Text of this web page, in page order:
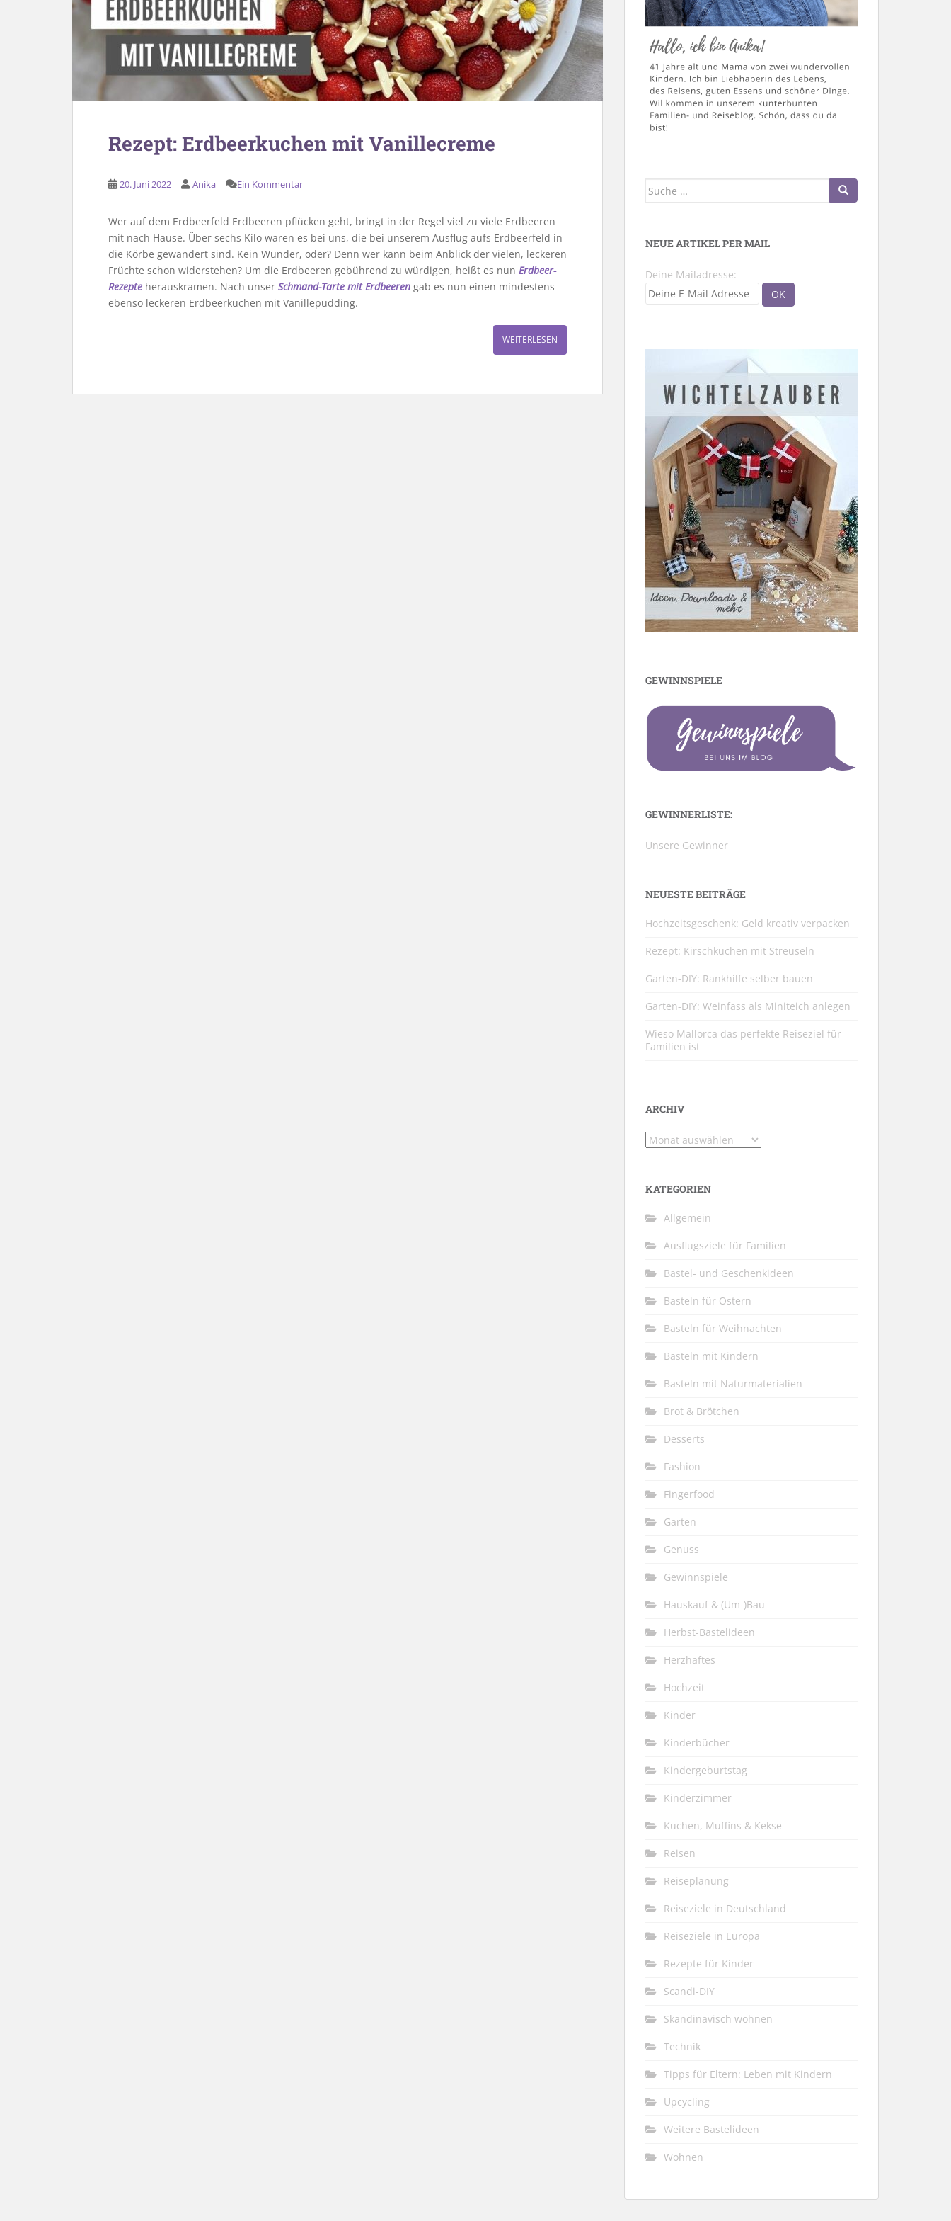
Rezept: Erdbeerkuchen mit Vanillecreme
20. Juni 2022 Anika Ein Kommentar
Wer auf dem Erdbeerfeld Erdbeeren pflücken geht, bringt in der Regel viel zu viele Erdbeeren
mit nach Hause. Über sechs Kilo waren es bei uns, die bei unserem Ausflug aufs Erdbeerfeld in
die Körbe gewandert sind. Kein Wunder, oder? Denn wer kann beim Anblick der vielen, leckeren
Früchte schon widerstehen? Um die Erdbeeren gebührend zu würdigen, heißt es nun Erdbeer-
Rezepte herauskramen. Nach unser Schmand-Tarte mit Erdbeeren gab es nun einen mindestens
ebenso leckeren Erdbeerkuchen mit Vanillepudding.
WEITERLESEN
Suche
NEUE ARTIKEL PER MAIL
Deine Mailadresse:
GEWINNSPIELE
GEWINNERLISTE:
Unsere Gewinner
NEUESTE BEITRÄGE
Hochzeitsgeschenk: Geld kreativ verpacken
Rezept: Kirschkuchen mit Streuseln
Garten-DIY: Rankhilfe selber bauen
Garten-DIY: Weinfass als Miniteich anlegen
Wieso Mallorca das perfekte Reiseziel für
Familien ist
ARCHIV
Archiv
KATEGORIEN
Allgemein
Ausflugsziele für Familien
Bastel- und Geschenkideen
Basteln für Ostern
Basteln für Weihnachten
Basteln mit Kindern
Basteln mit Naturmaterialien
Brot & Brötchen
Desserts
Fashion
Fingerfood
Garten
Genuss
Gewinnspiele
Hauskauf & (Um-)Bau
Herbst-Bastelideen
Herzhaftes
Hochzeit
Kinder
Kinderbücher
Kindergeburtstag
Kinderzimmer
Kuchen, Muffins & Kekse
Reisen
Reiseplanung
Reiseziele in Deutschland
Reiseziele in Europa
Rezepte für Kinder
Scandi-DIY
Skandinavisch wohnen
Technik
Tipps für Eltern: Leben mit Kindern
Upcycling
Weitere Bastelideen
Wohnen